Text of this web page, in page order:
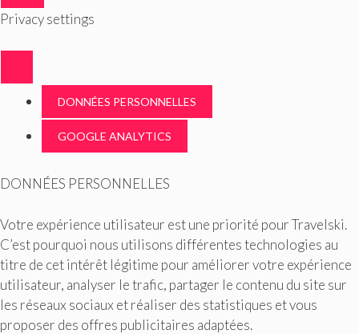
FERMER
Privacy settings
DONNÉES PERSONNELLES
GOOGLE ANALYTICS
DONNÉES PERSONNELLES
Votre expérience utilisateur est une priorité pour Travelski.
C’est pourquoi nous utilisons différentes technologies au
titre de cet intérêt légitime pour améliorer votre expérience
utilisateur, analyser le trafic, partager le contenu du site sur
les réseaux sociaux et réaliser des statistiques et vous
proposer des offres publicitaires adaptées.